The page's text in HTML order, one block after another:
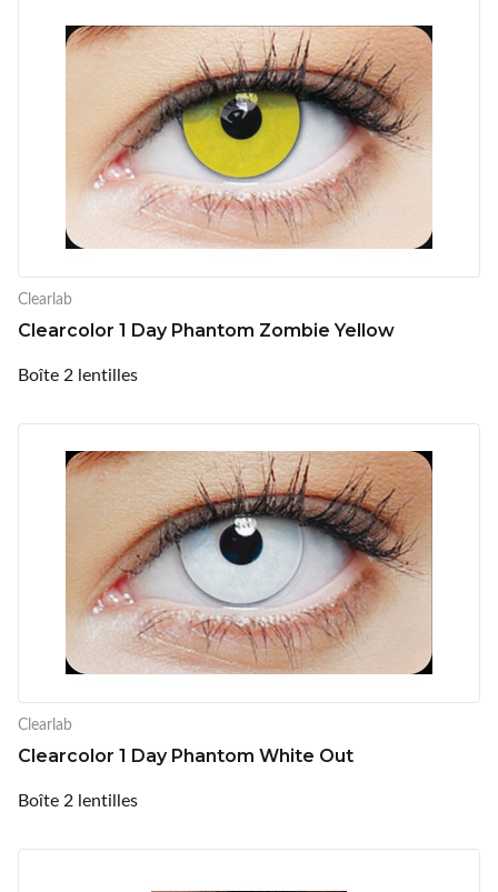
Clearlab
Clearcolor 1 Day Phantom Zombie Yellow
Boîte 2 lentilles
Clearlab
Clearcolor 1 Day Phantom White Out
Boîte 2 lentilles